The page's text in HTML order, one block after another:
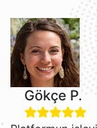
Gökçe P.